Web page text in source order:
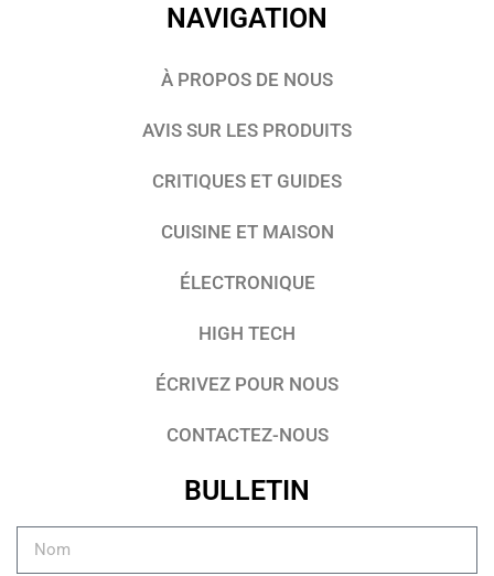
NAVIGATION
À PROPOS DE NOUS
AVIS SUR LES PRODUITS
CRITIQUES ET GUIDES
CUISINE ET MAISON
ÉLECTRONIQUE
HIGH TECH
ÉCRIVEZ POUR NOUS
CONTACTEZ-NOUS
BULLETIN